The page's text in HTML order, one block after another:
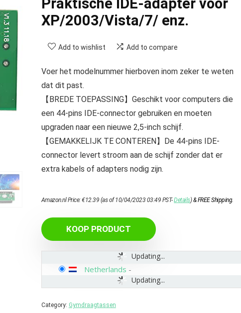
Praktische IDE-adapter voor
XP/2003/Vista/7/ enz.
Add to wishlist Add to compare
Voer het modelnummer hierboven inom zeker te weten
dat dit past.
【BREDE TOEPASSING】Geschikt voor computers die
een 44‑pins IDE-connector gebruiken en moeten
upgraden naar een nieuwe 2,5-inch schijf.
【GEMAKKELIJK TE CONTEREN】De 44-pins IDE-
connector levert stroom aan de schijf zonder dat er
extra kabels of adapters nodig zijn.
Amazon.nl Price:€12.39 (as of 10/04/2023 03:49 PST-Details)&FREE Shipping.
KOOP PRODUCT
Updating...
Updating...
Netherlands -
Category: Gymdraagtassen